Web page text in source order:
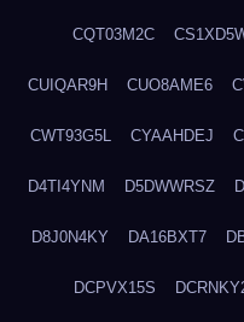
CQT03M2C
CUIQAR9H CUO8AME6
CWT93G5L CYAAHDEJ
D4TI4YNM D5DWWRSZ
D8J0N4KY DA16BXT7
DCPVX15S